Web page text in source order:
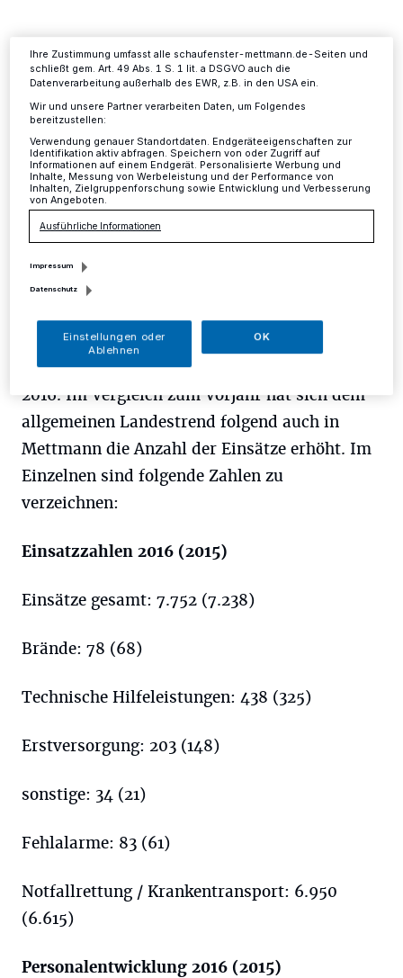
N ahezu 180 haupt- und ehrenamtliche
Mitglieder der Feuerwehr, des
Feuerwehr-Fördervereins sowie diverse Gäste
Kreisbrandmeister Mirco Braunheim waren
seiner Einladung gefolgt. Leider war
Bürgermeister Thomas Dinkelmann
kurzfristig erkrankt und konnte zum Bedauern
vieler Gäste nicht teilnehmen.
Zerweiss über die Entwicklung der
Einsatzzahlen und Personalzahlen im Jahr
2016. Im Vergleich zum Vorjahr hat sich dem
allgemeinen Landestrend folgend auch in
Mettmann die Anzahl der Einsätze erhöht. Im
Einzelnen sind folgende Zahlen zu
verzeichnen:
Einsatzzahlen 2016 (2015)
Einsätze gesamt: 7.752 (7.238)
Brände: 78 (68)
Technische Hilfeleistungen: 438 (325)
Erstversorgung: 203 (148)
sonstige: 34 (21)
Fehlalarme: 83 (61)
Notfallrettung / Krankentransport: 6.950
(6.615)
Personalentwicklung 2016 (2015)
Ihre Zustimmung umfasst alle schaufenster-mettmann.de-Seiten und
schließt gem. Art. 49 Abs. 1 S. 1 lit. a DSGVO auch die
Datenverarbeitung außerhalb des EWR, z.B. in den USA ein.
Wir und unsere Partner verarbeiten Daten, um Folgendes
bereitzustellen:
Verwendung genauer Standortdaten. Endgeräteeigenschaften zur
Identifikation aktiv abfragen. Speichern von oder Zugriff auf
Informationen auf einem Endgerät. Personalisierte Werbung und
Inhalte, Messung von Werbeleistung und der Performance von
Inhalten, Zielgruppenforschung sowie Entwicklung und Verbesserung
von Angeboten.
Ausführliche Informationen
Impressum
Datenschutz
Einstellungen oder
Ablehnen
OK